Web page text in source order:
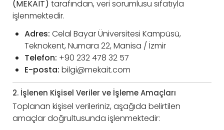
(MEKAIT) tarafından, veri sorumlusu sıfatıyla
işlenmektedir.
Adres: Celal Bayar Üniversitesi Kampüsü,
Teknokent, Numara 22, Manisa / İzmir
Telefon: +90 232 478 32 57
E-posta: bilgi@mekait.com
2. İşlenen Kişisel Veriler ve İşleme Amaçları
Toplanan kişisel verileriniz, aşağıda belirtilen
amaçlar doğrultusunda işlenmektedir: